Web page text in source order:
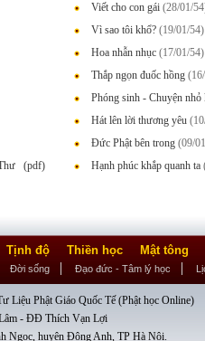
(pdf)
Viết cho con gái (28/01/
Vì sao tôi khổ? (19/01/54)
Hoa nhẫn nhục (17/01/54)
Thắp ngọn đuốc hồng
Phóng sinh - Chuyện nhỏ
Hát lên lời thương yêu
Đức Phật bên trong (09/
Hạnh phúc khắp quanh ta
Tịnh độ Thiền học Mật tông
Đời sống Đạo đức - Tâm lý học
Liệu Phật Giáo Quốc Tế (Phật học Online)
- ĐĐ Thích Vạn Lợi
Ngọc, huyện Đông Anh, TP Hà Nội.